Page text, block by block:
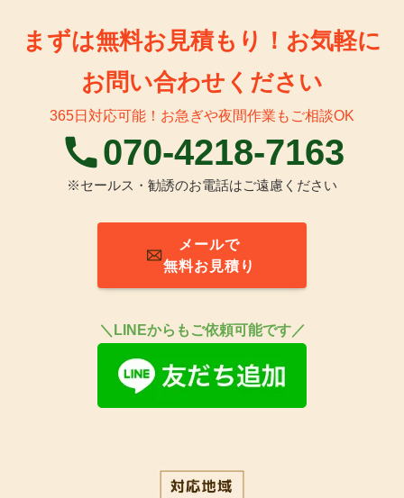
まずは無料お見積もり！お気軽に
お問い合わせください
365日対応可能！お急ぎや夜間作業もご相談OK
070-4218-7163
※セールス・勧誘のお電話はご遠慮ください
メールで
無料お見積り
＼ LINEからもご依頼可能です／